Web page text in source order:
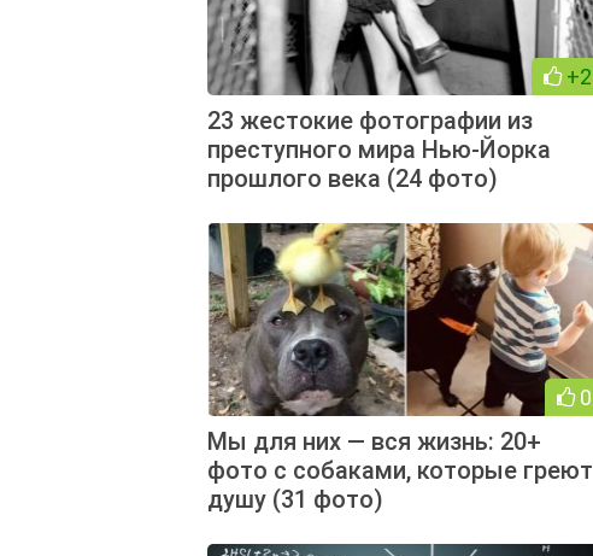
+2
23 жестокие фотографии из
преступного мира Нью-Йорка
прошлого века (24 фото)
0
Мы для них — вся жизнь: 20+
фото с собаками, которые греют
душу (31 фото)